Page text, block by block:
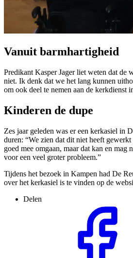
Vanuit barmhartigheid
Predikant Kasper Jager liet weten dat de
niet. Ik denk dat we het lang kunnen
om ook deel te nemen aan de kerkdienst
Kinderen de dupe
Zes jaar geleden was er een kerkasiel in
duren: “We zien dat dit niet heeft
goed mee omgaan, maar dat kan en
voor een veel groter probleem.”
Tijdens het bezoek in Kampen had De
over het kerkasiel is te vinden op de
Delen